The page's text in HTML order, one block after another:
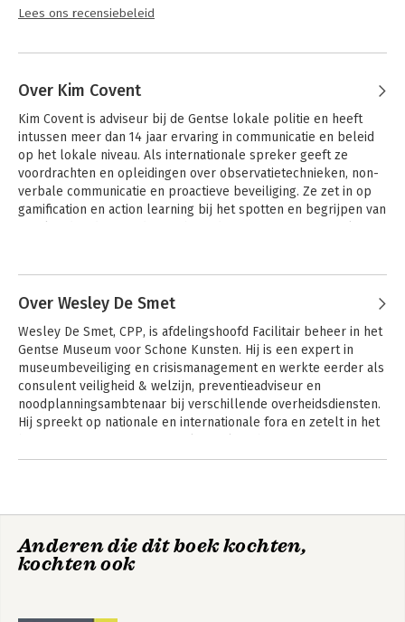
Lees ons recensiebeleid
Over Kim Covent
Kim Covent is adviseur bij de Gentse lokale politie en heeft
intussen meer dan 14 jaar ervaring in communicatie en beleid
op het lokale niveau. Als internationale spreker geeft ze
voordrachten en opleidingen over observatietechnieken, non-
verbale communicatie en proactieve beveiliging. Ze zet in op
gamification en action learning bij het spotten en begrijpen van
Over Wesley De Smet
Wesley De Smet, CPP, is afdelingshoofd Facilitair beheer in het
Gentse Museum voor Schone Kunsten. Hij is een expert in
museumbeveiliging en crisismanagement en werkte eerder als
consulent veiligheid & welzijn, preventieadviseur en
noodplanningsambtenaar bij verschillende overheidsdiensten.
Hij spreekt op nationale en internationale fora en zetelt in het
Anderen die dit boek kochten,
kochten ook